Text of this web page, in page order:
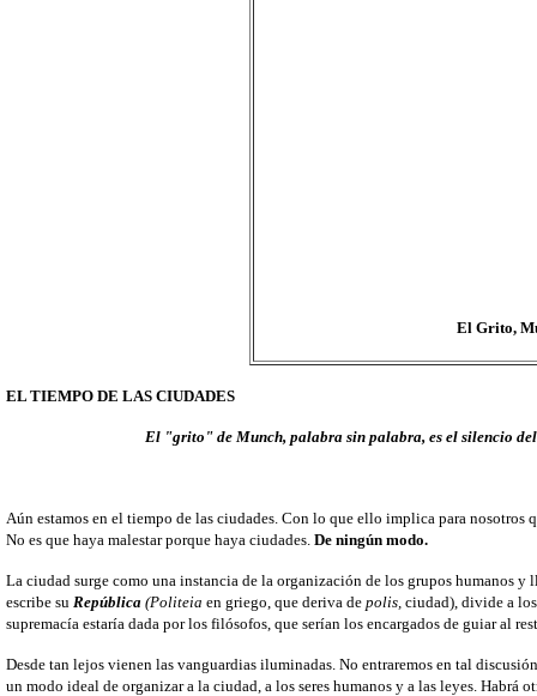
El Grito,
EL TIEMPO DE LAS CIUDADES
El "grito" de Munch, palabra sin palabra, es el silencio
Aún estamos en el tiempo de las ciudades. Con lo que ello implica para nosotros
No es que haya malestar porque haya ciudades. De ningún modo.
La ciudad surge como una instancia de la organización de los grupos humanos y
escribe su República (Politeia en griego, que deriva de polis, ciudad), divide a
supremacía estaría dada por los filósofos, que serían los encargados de guiar al
Desde tan lejos vienen las vanguardias iluminadas. No entraremos en tal
un modo ideal de organizar a la ciudad, a los seres humanos y a las leyes. Habrá